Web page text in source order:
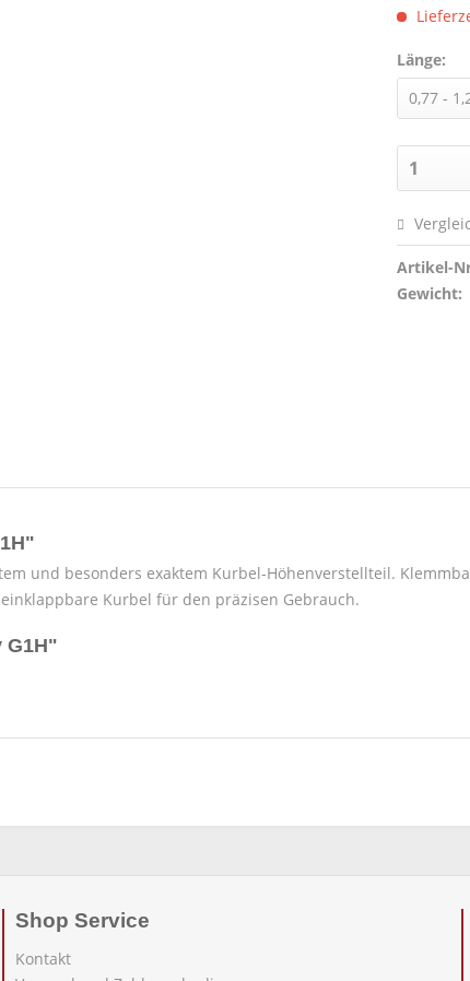
Länge:
Artikel-
Gewicht:
und besonders exaktem Kurbel-Höhenverstellteil.
Kurbel für den präzisen Gebrauch.
G1H"
Shop Service
Kontakt